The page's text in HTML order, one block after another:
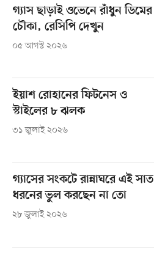
গ্যাস ছাড়াই ওভেনে রাঁধুন ডিমের
চৌকা, রেসিপি দেখুন
০৫ আগস্ট ২০২৬
ইয়াশ রোহানের ফিটনেস ও
স্টাইলের ৮ ঝলক
৩১ জুলাই ২০২৬
গ্যাসের সংকটে রান্নাঘরে এই সাত
ধরনের ভুল করছেন না তো
২৮ জুলাই ২০২৬